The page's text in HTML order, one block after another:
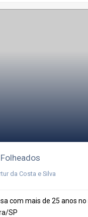
da Costa e Silva
com mais de 25 anos no
SP